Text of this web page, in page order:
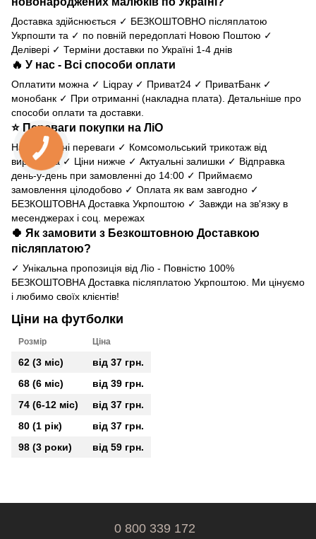
Доставка здійснюється ✓ БЕЗКОШТОВНО післяплатою
Укрпошти та ✓ по повній передоплаті Новою Поштою ✓
Делівері ✓ Терміни доставки по Україні 1-4 днів
🔥 У нас - Всі способи оплати
Оплатити можна ✓ Liqpay ✓ Приват24 ✓ ПриватБанк ✓
монобанк ✓ При отриманні (накладна плата). Детальніше про
способи оплати та доставки.
⭐ Переваги покупки на ЛіО
Наші головні переваги ✓ Комсомольський трикотаж від
виробника ✓ Ціни нижче ✓ Актуальні залишки ✓ Відправка
день-у-день при замовленні до 14:00 ✓ Приймаємо
замовлення цілодобово ✓ Оплата як вам завгодно ✓
БЕЗКОШТОВНА Доставка Укрпоштою ✓ Завжди на зв'язку в
месенджерах і соц. мережах
🍀 Як замовити з Безкоштовною Доставкою
післяплатою?
✓ Унікальна пропозиція від Ліо - Повністю 100%
БЕЗКОШТОВНА Доставка післяплатою Укрпоштою. Ми цінуємо
і любимо своїх клієнтів!
Ціни на футболки
Розмір Ціна
62 (3 міс)
від 37 грн.
68 (6 міс)
від 39 грн.
74 (6-12 міс)
від 37 грн.
80 (1 рік)
від 37 грн.
98 (3 роки)
від 59 грн.
0 800 339 172